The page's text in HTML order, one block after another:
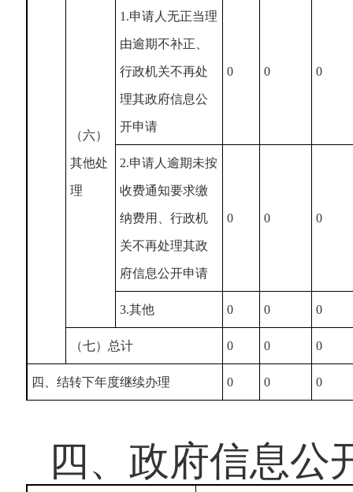
（六）
其他处
理
1.申请人无正当理
由逾期不补正、
行政机关不再处
理其政府信息公
开申请
0 0 0
2.申请人逾期未按
收费通知要求缴
纳费用、行政机
关不再处理其政
府信息公开申请
0 0 0
3.其他 0 0 0
（七）总计 0 0 0
四、结转下年度继续办理 0 0 0
四、政府信息